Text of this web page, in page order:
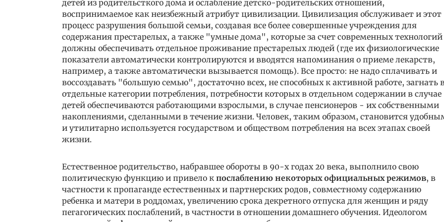
детей из родительсткого дома и ослабление детско-родительских отношений,
воспринимаемое как неизбежный атрибут цивилизации. Цивилизация обслуживает и этот
процесс разрушения большой семьи, создавая все более совершенные учреждения для
содержания престарелых, а также "умные дома", которые за счет современных технологий
должны обеспечивать отдельное проживание престарелых людей (где их физиологические
показатели автоматически контролируются и вводятся напоминания о приеме лекарств,
например, а также автоматически вызывается помощь). Все просто: не надо сплачивать и
воссоздавать "большую семью", достаточно всех, не способных к активной работе, загнать
отдельные категории потребления, потребности которых в отдельном содержании в случае
детей обеспечиваются работающими взрослыми, в случае пенсионеров - их собственными
накоплениями, сделанными в течение жизни. Человек, таким образом, становится
и утилитарно используется государством и обществом потребления на всех этапах своей
жизни.
Естественное родительство, набравшее обороты в 90-х годах 20 века, выполнило свою
политическую функцию и привело кпослаблению некоторых официальных режимов, в
частности к пропаганде естественных и партнерских родов, совместному содержанию
ребенка и матери в роддомах, увеличению срока декретного отпуска для женщин и ряду
пегагогических послаблений, в частности в отношении домашнего обучения. Идеологом